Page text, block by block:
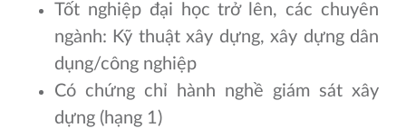
Tốt nghiệp đại học trở lên, các chuyên
ngành: Kỹ thuật xây dựng, xây dựng dân
dụng/công nghiệp
Có chứng chỉ hành nghề giám sát xây
dựng (hạng 1)